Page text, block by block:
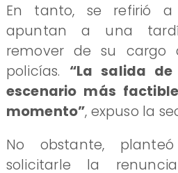
En tanto, se refirió
apuntan a una
remover de su
policías. “La salida
escenario más
momento”, expuso la
No obstante,
solicitarle la